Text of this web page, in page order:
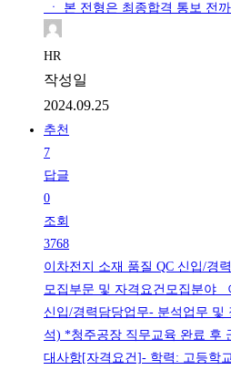
ㆍ 본 전형은 최종합격 통보 전
HR
작성일
2024.09.25
추천
7
답글
0
조회
3768
이차전지 소재 품질 QC 신입/경
모집부문 및 자격요건모집분야
신입/경력담당업무- 분석업무 및
석) *청주공장 직무교육 완료 후
대사항[자격요건]- 학력: 고등학